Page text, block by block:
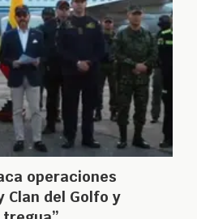
operaciones
del Golfo y